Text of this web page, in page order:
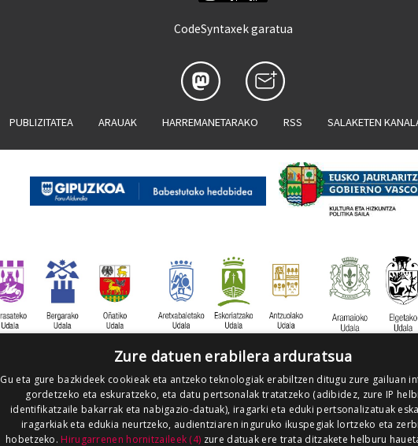
CodeSyntaxek garatua
PUBLIZITATEA ARAUAK HARREMANETARAKO RSS SALAKETEN
Zure datuen erabilera arduratsua
Gu eta gure bazkideek cookieak eta antzeko teknologiak erabiltzen ditugu zure gailuan
gordetzeko eta eskuratzeko, eta datu pertsonalak tratatzeko (adibidez, zure IP
identifikatzaile bakarrak eta nabigazio-datuak), iragarki eta eduki pertsonalizatuak
iragarkiak eta edukia neurtzeko, audientziaren inguruko ikuspegiak lortzeko eta
hobetzeko. Hirugarrenen hornitzaileek (4) zure datuak ere trata ditzakete helburu